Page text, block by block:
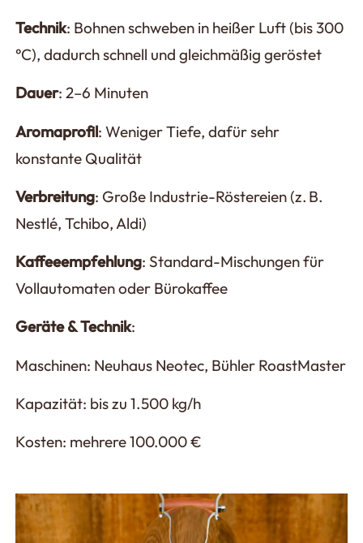
Technik: Bohnen schweben in heißer Luft (bis 300
°C), dadurch schnell und gleichmäßig geröstet
Dauer: 2–6 Minuten
Aromaprofil: Weniger Tiefe, dafür sehr
konstante Qualität
Verbreitung: Große Industrie-Röstereien (z. B.
Nestlé, Tchibo, Aldi)
Kaffeeempfehlung: Standard-Mischungen für
Vollautomaten oder Bürokaffee
Geräte & Technik:
Maschinen: Neuhaus Neotec, Bühler RoastMaster
Kapazität: bis zu 1.500 kg/h
Kosten: mehrere 100.000 €